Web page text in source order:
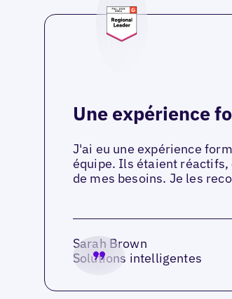
Une expérience
J'ai eu une expérience
équipe. Ils étaient
de mes besoins. Je les
Sarah Brown
Solutions intelligentes